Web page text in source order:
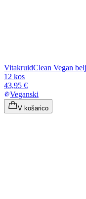
VitakruidClean Vegan
12 kos
43,95 €
Veganski
V košarico